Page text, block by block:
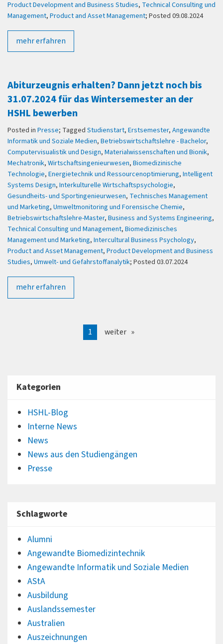
Product Development and Business Studies, Technical Consulting und
Management, Product and Asset Management; Posted 09.08.2024
mehr erfahren
Abiturzeugnis erhalten? Dann jetzt noch bis
31.07.2024 für das Wintersemester an der
HSHL bewerben
Posted in Presse; Tagged Studienstart, Erstsemester, Angewandte
Informatik und Soziale Medien, Betriebswirtschaftslehre - Bachelor,
Computervisualistik und Design, Materialwissenschaften und Bionik,
Mechatronik, Wirtschaftsingenieurwesen, Biomedizinische
Technologie, Energietechnik und Ressourcenoptimierung, Intelligent
Systems Design, Interkulturelle Wirtschaftspsychologie,
Gesundheits- und Sportingenieurwesen, Technisches Management
und Marketing, Umweltmonitoring und Forensische Chemie,
Betriebswirtschaftslehre-Master, Business and Systems Engineering,
Technical Consulting und Management, Biomedizinisches
Management und Marketing, Intercultural Business Psychology,
Product and Asset Management, Product Development and Business
Studies, Umwelt- und Gefahrstoffanalytik; Posted 03.07.2024
mehr erfahren
1 weiter
Kategorien
HSHL-Blog
Interne News
News
News aus den Studiengängen
Presse
Schlagworte
Alumni
Angewandte Biomedizintechnik
Angewandte Informatik und Soziale Medien
AStA
Ausbildung
Auslandssemester
Australien
Auszeichnungen